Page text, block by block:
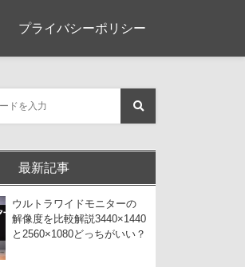
プライバシーポリシー
最新記事
ウルトラワイドモニターの
解像度を比較解説3440×1440
と2560×1080どっちがいい？